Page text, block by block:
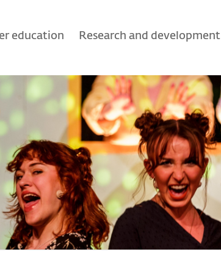
education Research and development